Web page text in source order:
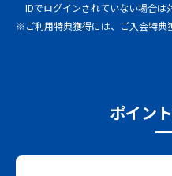
IDでログインされていない場合は
※ご利用特典獲得には、ご入会特典
ポイン